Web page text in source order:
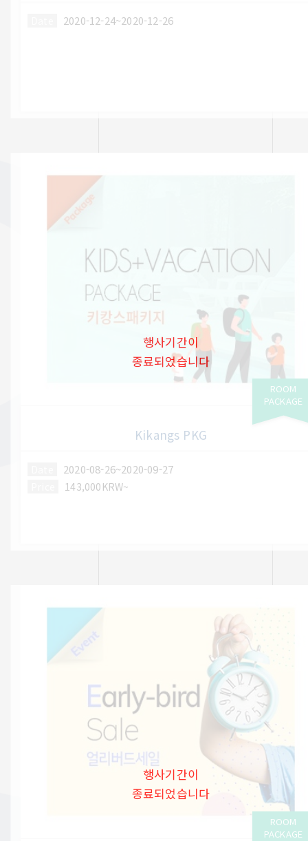
2020-12-24~2020-12-26
ROOM
PACKAGE
행사기간이
종료되었습니다
Kikangs PKG
2020-08-26~2020-09-27
143,000KRW~
ROOM
PACKAGE
행사기간이
종료되었습니다